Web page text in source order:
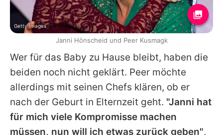
Wer für das Baby zu Hause bleibt, haben die
beiden noch nicht geklärt. Peer möchte
allerdings mit seinen Chefs klären, ob er
nach der Geburt in Elternzeit geht. "Janni hat
für mich viele Kompromisse machen
müssen, nun will ich etwas zurück geben",
Getty Images
Janni Hönscheid und Peer Kusmagk